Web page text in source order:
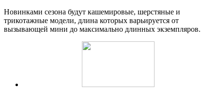
Новинками сезона будут кашемировые, шерстяные и
трикотажные модели, длина которых варьируется от
вызывающей мини до максимально длинных экземпляров.